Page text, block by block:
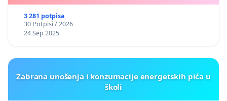
3 281 potpisa
30 Potpisi / 2026
24 Sep 2025
Zabrana unošenja i konzumacije energetskih pića u
školi